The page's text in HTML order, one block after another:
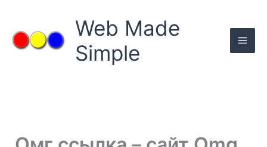
content
Web Made
Simple